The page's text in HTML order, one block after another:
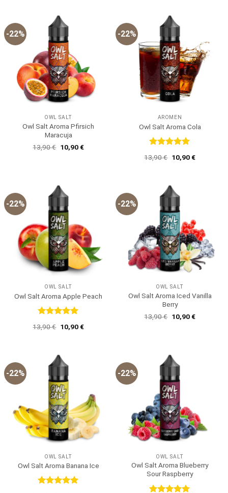
-22%
OWL SALT
Owl Salt Aroma Pfirsich
Maracuja
13,90€ Ursprünglicher
Preis
10,90€Aktueller
-22%
AROMEN
Owl Salt Aroma Cola
mit 5 von
13,90€ Ursprünglicher
Preis
10,90€Aktueller
-22%
OWL SALT
Owl Salt Aroma Apple Peach
mit 5 von
13,90€ Ursprünglicher
Preis
10,90€Aktueller
-22%
OWL SALT
Owl Salt Aroma Iced Vanilla
Berry
13,90€ Ursprünglicher
Preis
10,90€Aktueller
-22%
OWL SALT
Owl Salt Aroma Banana Ice
-22%
OWL SALT
Owl Salt Aroma Blueberry
Sour Raspberry